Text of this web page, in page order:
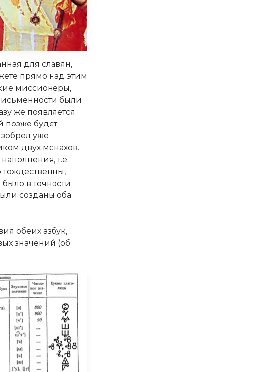
для славян,
прямо над этим
миссионеры,
были
же появляется
позже будет
уже
двух монахов.
т.е.
тождественны,
в точности
созданы оба
обеих азбук,
значений (об